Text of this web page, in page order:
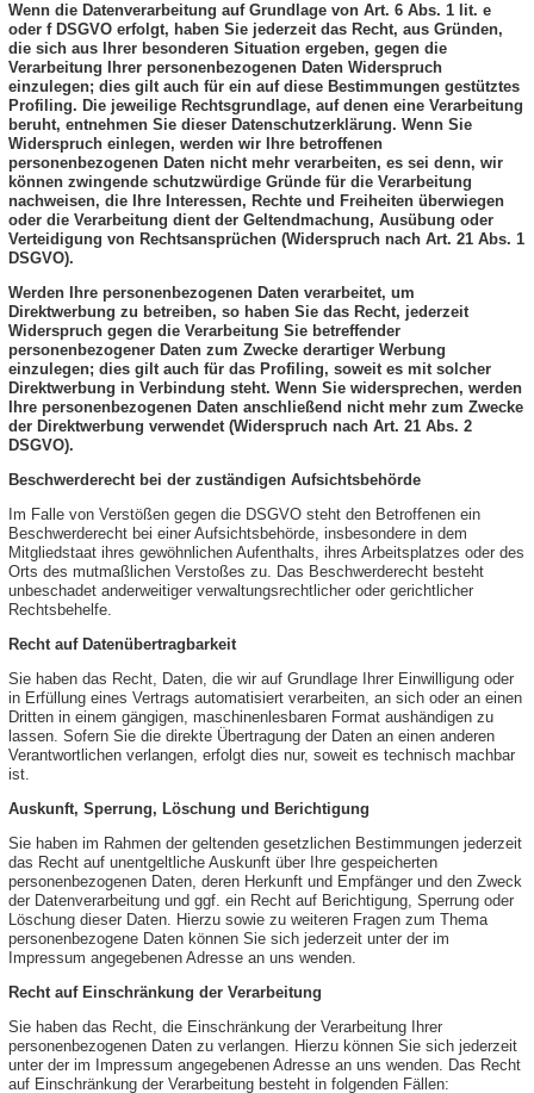
Wenn die Datenverarbeitung auf Grundlage von Art. 6 Abs. 1 lit. e
oder f DSGVO erfolgt, haben Sie jederzeit das Recht, aus Gründen,
die sich aus Ihrer besonderen Situation ergeben, gegen die
Verarbeitung Ihrer personenbezogenen Daten Widerspruch
einzulegen; dies gilt auch für ein auf diese Bestimmungen gestütztes
Profiling. Die jeweilige Rechtsgrundlage, auf denen eine Verarbeitung
beruht, entnehmen Sie dieser Datenschutzerklärung. Wenn Sie
Widerspruch einlegen, werden wir Ihre betroffenen
personenbezogenen Daten nicht mehr verarbeiten, es sei denn, wir
können zwingende schutzwürdige Gründe für die Verarbeitung
nachweisen, die Ihre Interessen, Rechte und Freiheiten überwiegen
oder die Verarbeitung dient der Geltendmachung, Ausübung oder
Verteidigung von Rechtsansprüchen (Widerspruch nach Art. 21 Abs. 1
DSGVO).
Werden Ihre personenbezogenen Daten verarbeitet, um
Direktwerbung zu betreiben, so haben Sie das Recht, jederzeit
Widerspruch gegen die Verarbeitung Sie betreffender
personenbezogener Daten zum Zwecke derartiger Werbung
einzulegen; dies gilt auch für das Profiling, soweit es mit solcher
Direktwerbung in Verbindung steht. Wenn Sie widersprechen, werden
Ihre personenbezogenen Daten anschließend nicht mehr zum Zwecke
der Direktwerbung verwendet (Widerspruch nach Art. 21 Abs. 2
DSGVO).
Beschwerderecht bei der zuständigen Aufsichtsbehörde
Im Falle von Verstößen gegen die DSGVO steht den Betroffenen ein
Beschwerderecht bei einer Aufsichtsbehörde, insbesondere in dem
Mitgliedstaat ihres gewöhnlichen Aufenthalts, ihres Arbeitsplatzes oder des
Orts des mutmaßlichen Verstoßes zu. Das Beschwerderecht besteht
unbeschadet anderweitiger verwaltungsrechtlicher oder gerichtlicher
Rechtsbehelfe.
Recht auf Datenübertragbarkeit
Sie haben das Recht, Daten, die wir auf Grundlage Ihrer Einwilligung oder
in Erfüllung eines Vertrags automatisiert verarbeiten, an sich oder an einen
Dritten in einem gängigen, maschinenlesbaren Format aushändigen zu
lassen. Sofern Sie die direkte Übertragung der Daten an einen anderen
Verantwortlichen verlangen, erfolgt dies nur, soweit es technisch machbar
ist.
Auskunft, Sperrung, Löschung und Berichtigung
Sie haben im Rahmen der geltenden gesetzlichen Bestimmungen jederzeit
das Recht auf unentgeltliche Auskunft über Ihre gespeicherten
personenbezogenen Daten, deren Herkunft und Empfänger und den Zweck
der Datenverarbeitung und ggf. ein Recht auf Berichtigung, Sperrung oder
Löschung dieser Daten. Hierzu sowie zu weiteren Fragen zum Thema
personenbezogene Daten können Sie sich jederzeit unter der im
Impressum angegebenen Adresse an uns wenden.
Recht auf Einschränkung der Verarbeitung
Sie haben das Recht, die Einschränkung der Verarbeitung Ihrer
personenbezogenen Daten zu verlangen. Hierzu können Sie sich jederzeit
unter der im Impressum angegebenen Adresse an uns wenden. Das Recht
auf Einschränkung der Verarbeitung besteht in folgenden Fällen: